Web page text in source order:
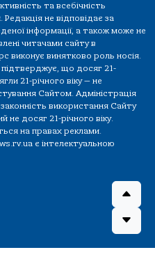
та всебічність
не відповідає за
інформації, а також може не
читачами сайту в
виконує винятково роль носія.
що досяг 21-
21-річного віку — не
Сайтом. Адміністрація
використання Сайту
не досяг 21-річного віку.
на правах реклами.
є інтелектуальною